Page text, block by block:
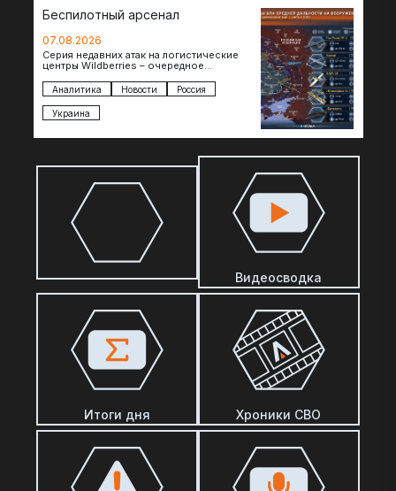
Беспилотный арсенал
07.08.2026
Серия недавних атак на логистические
центры Wildberries – очередное
российского тыла. И суть здесь даже не…
Аналитика Новости Россия
Украина
Видеосводка
Итоги дня Хроники СВО